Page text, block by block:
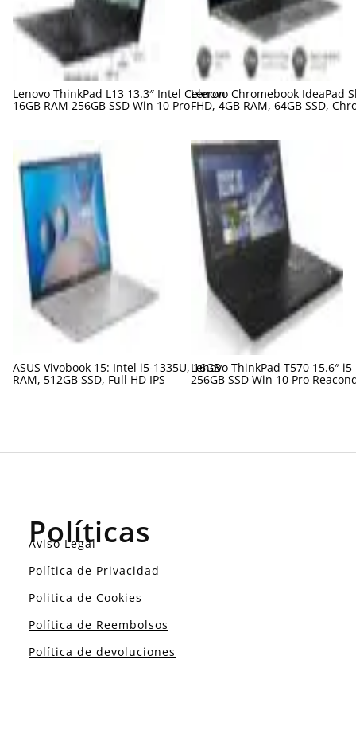
Lenovo ThinkPad L13 13.3″ Intel Celeron
16GB RAM 256GB SSD Win 10 Pro
Lenovo Chromebook IdeaPad
FHD, 4GB RAM, 64GB SSD,
ASUS Vivobook 15: Intel i5-1335U, 16GB
RAM, 512GB SSD, Full HD IPS
Lenovo ThinkPad T570 15.6″ i5
256GB SSD Win 10 Pro
Políticas
Aviso Legal
Política de Privacidad
Politica de Cookies
Política de Reembolsos
Política de devoluciones